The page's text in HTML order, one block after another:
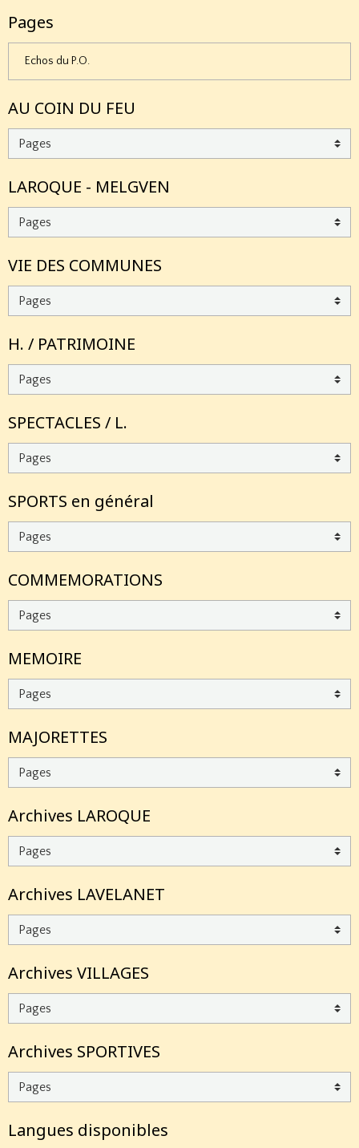
Pages
Echos du P.O.
AU COIN DU FEU
LAROQUE - MELGVEN
VIE DES COMMUNES
H. / PATRIMOINE
SPECTACLES / L.
SPORTS en général
COMMEMORATIONS
MEMOIRE
MAJORETTES
Archives LAROQUE
Archives LAVELANET
Archives VILLAGES
Archives SPORTIVES
Langues disponibles